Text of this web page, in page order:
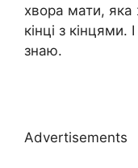
хвора мати, яка
кінці з кінцями.
знаю.
Advertisements